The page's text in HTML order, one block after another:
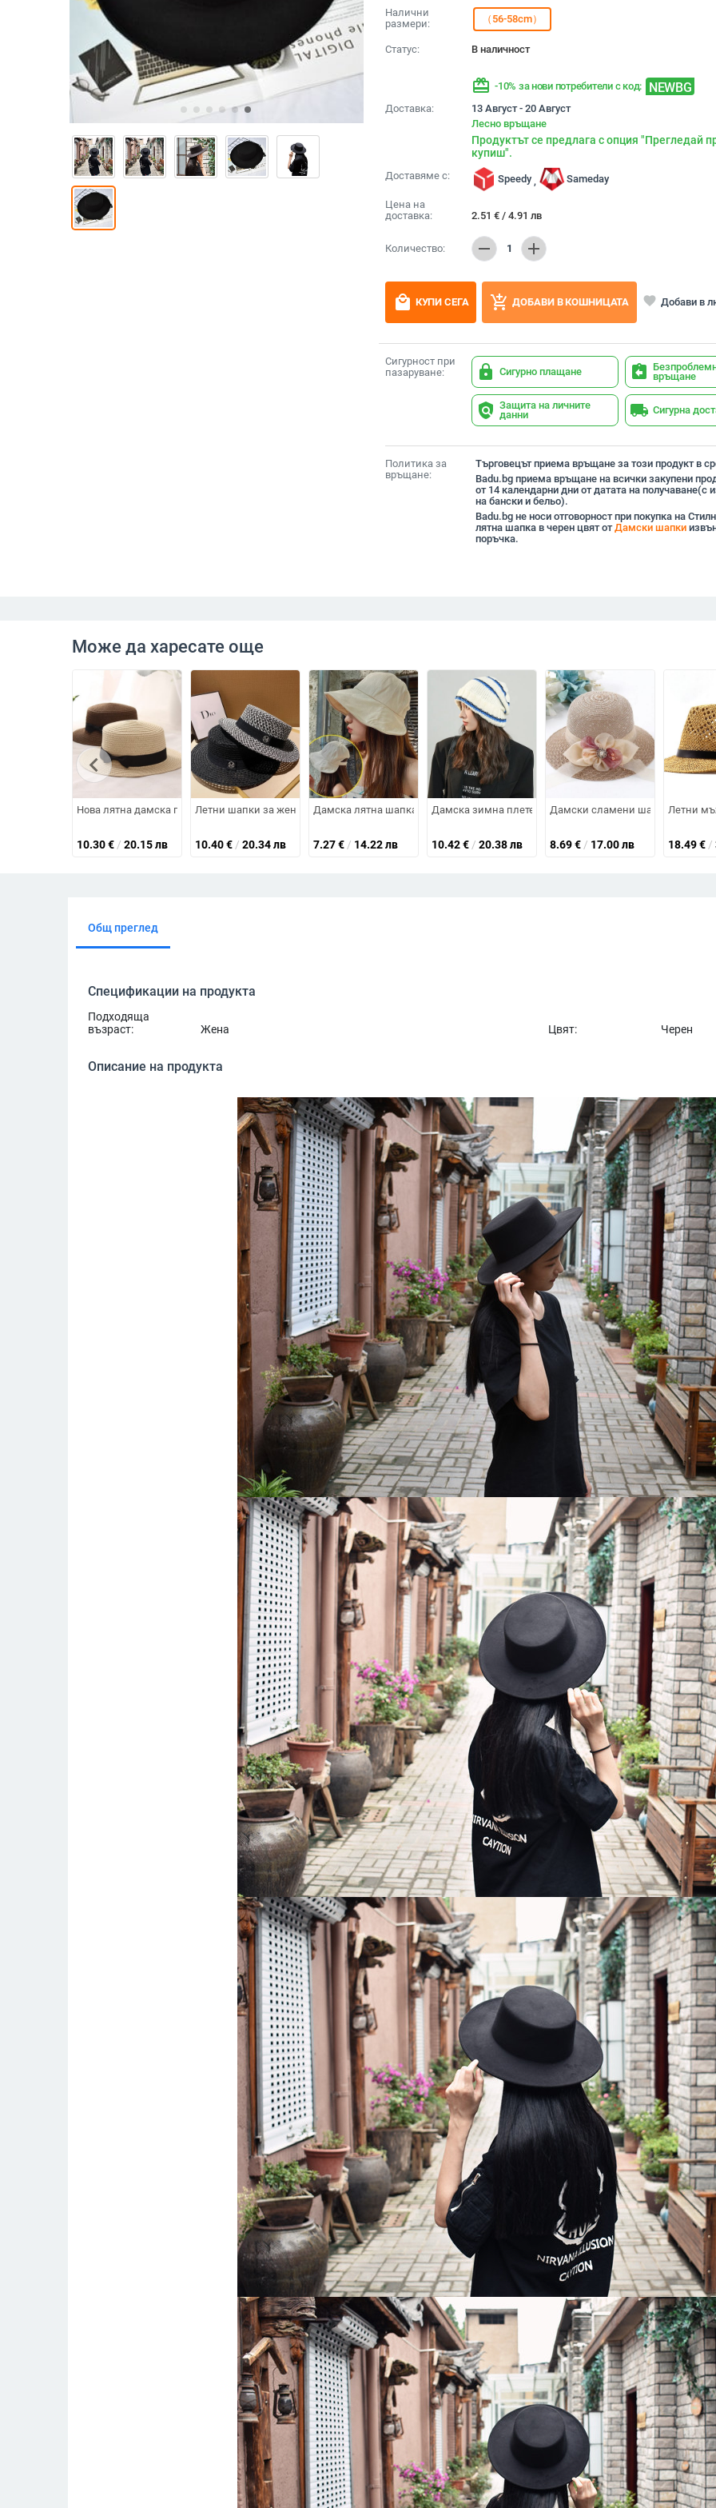
Налични
размери:
（56-58cm）
Статус: В наличност
redeem -10% за нови потребители с код: NEWBG
Доставка:
13 Август - 20 Август
Лесно връщане
Продуктът се предлага с опция "Прегледай
купиш".
Доставяме с: Speedy , Sameday
Цена на
доставка:
2.51 € / 4.91 лв
Количество: remove 1 add
local_mall КУПИ СЕГА add_shopping_cart ДОБАВИ В КОШНИЦАТА favorite Добави в
Сигурност при
пазаруване:
lock Сигурно плащане assignment_return връщане
policy Защита на личните
данни
local_shipping Сигурна
Политика за
връщане:
Търговецът приема връщане за този продукт в
Badu.bg приема връщане на всички закупени
от 14 календарни дни от датата на получаване(с
на бански и бельо).
Badu.bg не носи отговорност при покупка на
лятна шапка в черен цвят отДамски шапки
поръчка.
Може да харесате още
Нова лятна дамска плажна шапка тип лодка Дамска ежедневна панама шапка Дамска панделка Класическа плоска слънчева
10.30€ / 20.15 лв
Летни шапки за жени с козирка Сламена шапка Дамска шапка Fedora M Letter Panama дамски шапки
10.40€ / 20.34 лв
Дамска лятна шапка за слънце, памучна шапка с конска опашка, шапка с
7.27€ / 14.22 лв
Дамска зимна плетена шапка Мека топла раирана
10.42€ / 20.38 лв
Дамски сламени шапки с
8.69€ / 17.00 лв
Летни
18.49€ /
chevron_left
Общ преглед
Спецификации на продукта
Подходяща
възраст:
Жена Цвят: Черен
Описание на продукта